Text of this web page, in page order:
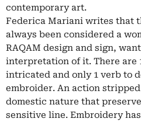
contemporary art.
Federica Mariani writes that
always been considered a
RAQAM design and sign,
interpretation of it. There are
intricated and only 1 verb to
embroider. An action
domestic nature that
sensitive line. Embroidery